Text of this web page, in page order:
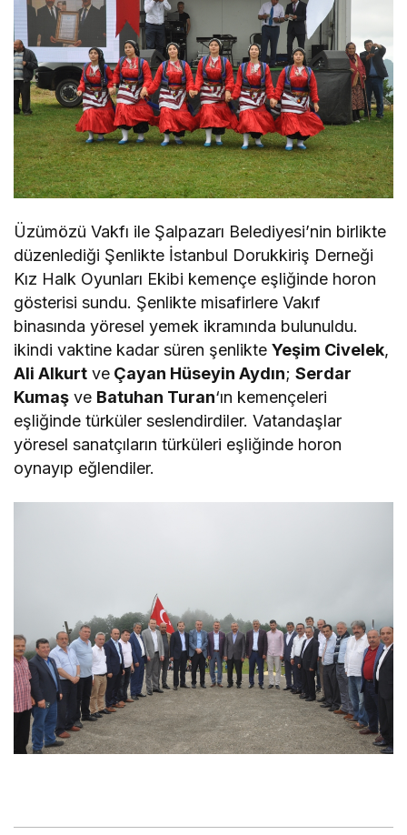
Üzümözü Vakfı ile Şalpazarı Belediyesi’nin birlikte
düzenlediği Şenlikte İstanbul Dorukkiriş Derneği
Kız Halk Oyunları Ekibi kemençe eşliğinde horon
gösterisi sundu. Şenlikte misafirlere Vakıf
binasında yöresel yemek ikramında bulunuldu.
ikindi vaktine kadar süren şenlikteYeşim Civelek,
Ali Alkurt ve Çayan Hüseyin Aydın;Serdar
Kumaş ve Batuhan Turan‘ın kemençeleri
eşliğinde türküler seslendirdiler. Vatandaşlar
yöresel sanatçıların türküleri eşliğinde horon
oynayıp eğlendiler.